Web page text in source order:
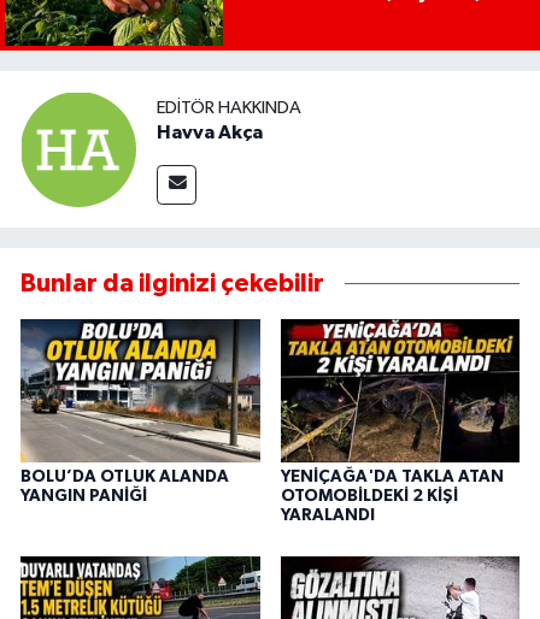
EDITÖR HAKKINDA
Havva Akça
Bunlar da ilginizi çekebilir
BOLU’DA OTLUK ALANDA
YANGIN PANİĞİ
YENİÇAĞA'DA TAKLA ATAN
OTOMOBİLDEKİ 2 KİŞİ
YARALANDI